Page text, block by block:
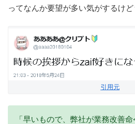
ってなんか要望が多い気がするけど
引用元
「早いもので、弊社が業務改善